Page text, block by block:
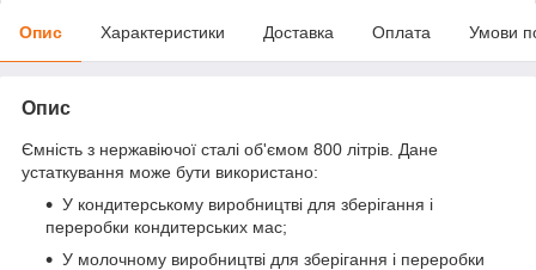
Опис Характеристики Доставка Оплата Умови
Опис
Ємність з нержавіючої сталі об'ємом 800 літрів. Дане
устаткування може бути використано:
У кондитерському виробництві для зберігання і
переробки кондитерських мас;
У молочному виробництві для зберігання і переробки